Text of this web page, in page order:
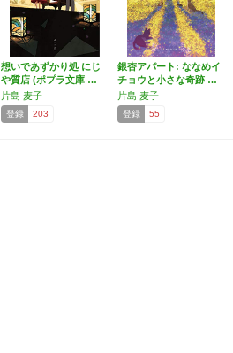
想いであずかり処 にじ
や質店 (ポプラ文庫 …
片島 麦子
登録 203
銀杏アパート: ななめイ
チョウと小さな奇跡 …
片島 麦子
登録 55